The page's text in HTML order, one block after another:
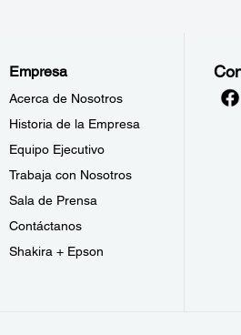
Empresa
Acerca de Nosotros
Historia de la Empresa
Equipo Ejecutivo
Trabaja con Nosotros
Sala de Prensa
Contáctanos
Shakira + Epson